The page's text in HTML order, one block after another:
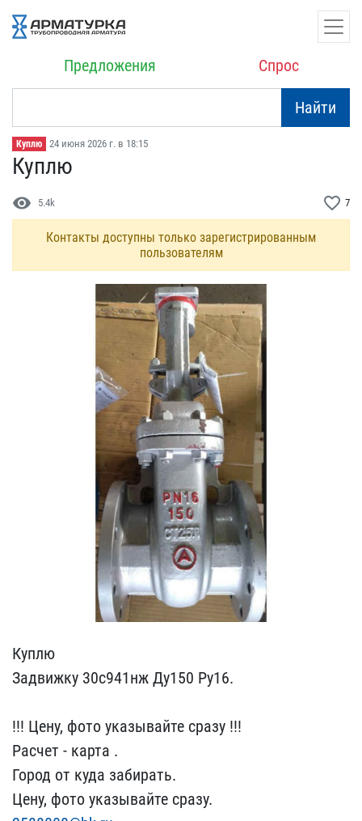
Предложения Спрос
Найти
Куплю 24 июня 2026 г. в 18:15
Куплю
visibility 5.4k favorite_border 7
Контакты доступны только зарегистрированным
пользователям
Куплю
Задвижку 30с941нж​ Ду150 Ру16.
!!! Цену, ​фото указывайте сразу !!​!
Расчет - карта .
Город​ от куда забирать.
Цену,​ фото указывайте сразу.